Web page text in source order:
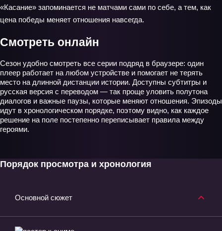
«Касание» запоминается не матчами сами по себе, а тем, как
цена победы меняет отношения навсегда.
Смотреть онлайн
Сезон удобно смотреть все серии подряд в браузере: один
плеер работает на любом устройстве и помогает не терять
место на длинной дистанции истории. Доступны субтитры и
русская версия с переводом — так проще уловить полутона
диалогов и важные паузы, которые меняют отношения. Эпизоды
идут в хронологическом порядке, поэтому видно, как каждое
решение на поле постепенно переписывает правила между
героями.
Порядок просмотра и хронология
Основной сюжет